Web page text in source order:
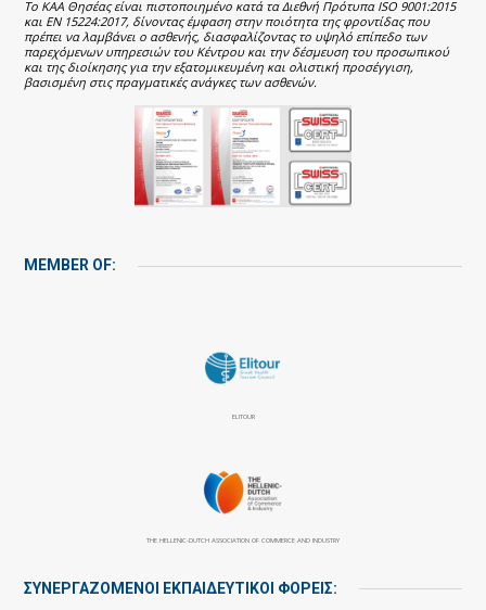
Το ΚΑΑ Θησέας είναι πιστοποιημένο κατά τα Διεθνή Πρότυπα ISO 9001:2015
και EN 15224:2017, δίνοντας έμφαση στην ποιότητα της φροντίδας που
πρέπει να λαμβάνει ο ασθενής, διασφαλίζοντας το υψηλό επίπεδο των
παρεχόμενων υπηρεσιών του Κέντρου και την δέσμευση του προσωπικού
και της διοίκησης για την εξατομικευμένη και ολιστική προσέγγιση,
βασισμένη στις πραγματικές ανάγκες των ασθενών.
MEMBER OF:
ELITOUR
THE HELLENIC-DUTCH ASSOCIATION OF COMMERCE AND INDUSTRY
ΣΥΝΕΡΓΑΖΌΜΕΝΟΙ ΕΚΠΑΙΔΕΥΤΙΚΟΊ ΦΟΡΕΊΣ: